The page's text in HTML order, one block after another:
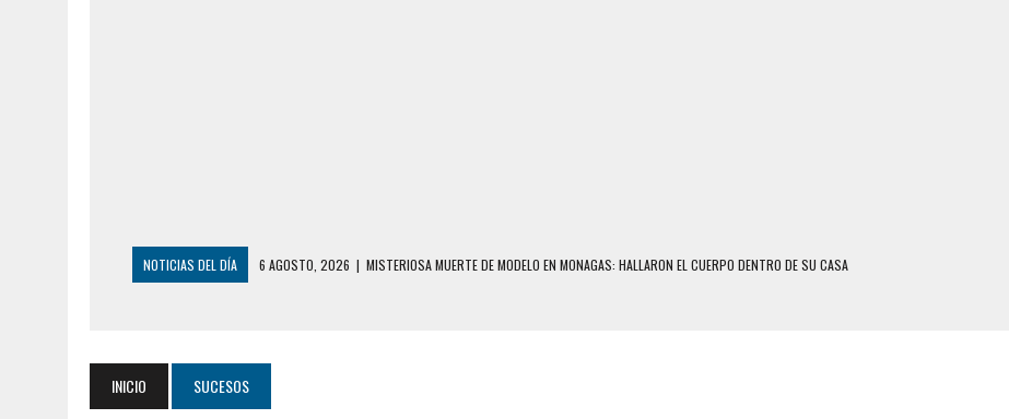
NOTICIAS DEL DÍA 6 AGOSTO, 2026 | MISTERIOSA MUERTE DE MODELO EN MONAGAS: HALLARON EL CUERPO DENTRO DE SU CASA
5 AGOSTO, 2026 | HORROR EN BARINAS: UN HOMBRE INDUJO AL SUICIDIO A UNA ADOLESCENTE DE 13 AÑOS TRAS ABUSAR DE ELLA
INICIO SUCESOS